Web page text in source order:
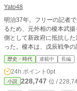
Yato48
明治37年。フリーの記者
るため、元外相の榎本武
側として新政府に抵抗し
った。榎本は、戊辰戦争の
歴史・時代 連載中 長編
24h.ポイント 0pt
小説 228,747 位 /